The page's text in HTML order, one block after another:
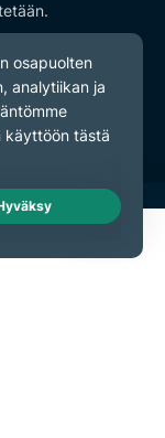
Live Chat